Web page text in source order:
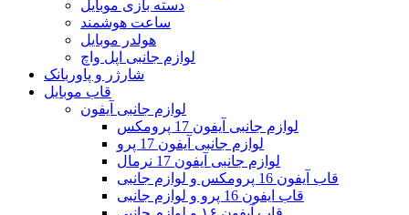
دسته بازی موبایل
ساعت هوشمند
هولدر موبایل
لوازم جانبی اپل واچ
شارژر و پاوربانک
قاب موبایل
لوازم جانبی آیفون
لوازم جانبی آیفون 17 پرومکس
لوازم جانبی آیفون 17 پرو
لوازم جانبی آیفون 17 نرمال
قاب آیفون 16 پرومکس و لوازم جانبی
قاب ایفون 16 پرو و لوازم جانبی